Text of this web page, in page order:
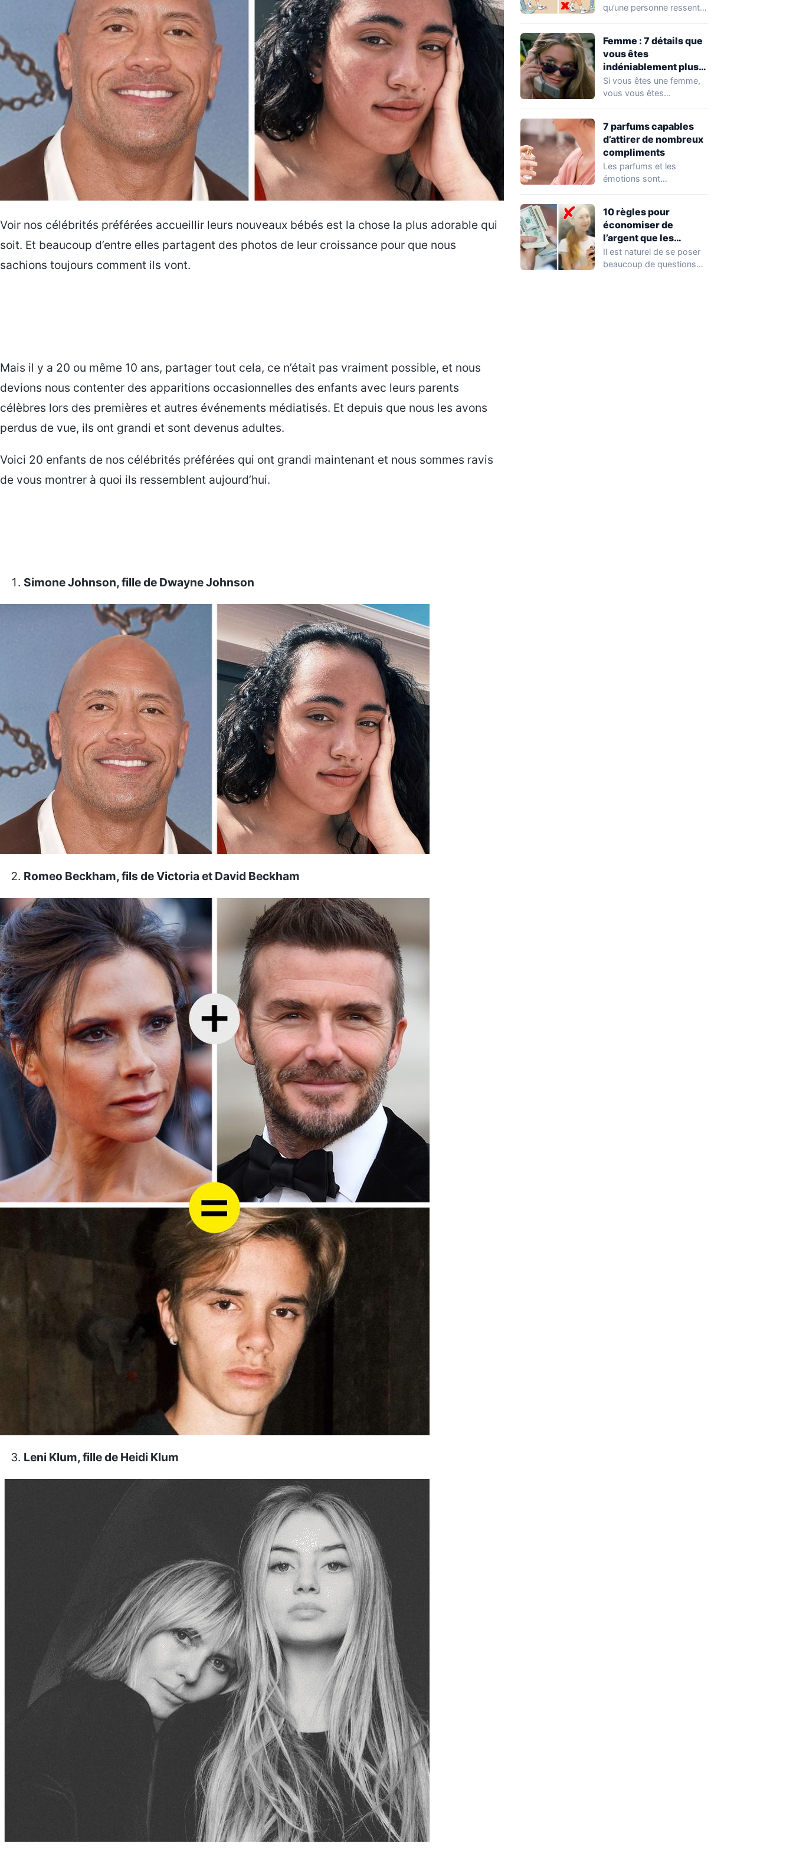
Voir nos célébrités préférées accueillir leurs nouveaux bébés est la chose la plus adorable qui
soit. Et beaucoup d’entre elles partagent des photos de leur croissance pour que nous
sachions toujours comment ils vont.
Mais il y a 20 ou même 10 ans, partager tout cela, ce n’était pas vraiment possible, et nous
devions nous contenter des apparitions occasionnelles des enfants avec leurs parents
célèbres lors des premières et autres événements médiatisés. Et depuis que nous les avons
perdus de vue, ils ont grandi et sont devenus adultes.
Voici 20 enfants de nos célébrités préférées qui ont grandi maintenant et nous sommes ravis
de vous montrer à quoi ils ressemblent aujourd’hui.
Simone Johnson, fille de Dwayne Johnson
Romeo Beckham, fils de Victoria et David Beckham
Leni Klum, fille de Heidi Klum
qu’une personne ressent
Femme : 7 détails que
vous êtes
indéniablement plus
attirante que vous ne
le pensez
Si vous êtes une femme,
vous vous êtes
les…
7 parfums capables
d’attirer de nombreux
compliments
Les parfums et les
émotions sont
10 règles pour
économiser de
l’argent que les
personnes riches
appliquent
Il est naturel de se poser
beaucoup de questions